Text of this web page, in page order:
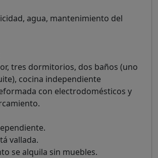
agua, mantenimiento del
tres dormitorios, dos baños (uno
cocina independiente
con electrodomésticos y
vallada.
se alquila sin muebles.